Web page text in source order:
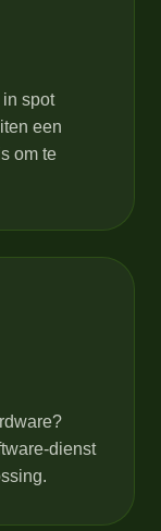
spot
een
om te
dienst